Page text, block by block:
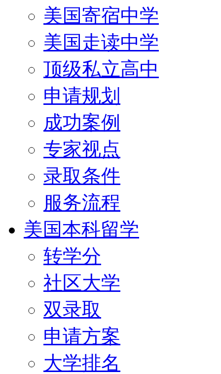
美国寄宿中学
美国走读中学
顶级私立高中
申请规划
成功案例
专家视点
录取条件
服务流程
美国本科留学
转学分
社区大学
双录取
申请方案
大学排名